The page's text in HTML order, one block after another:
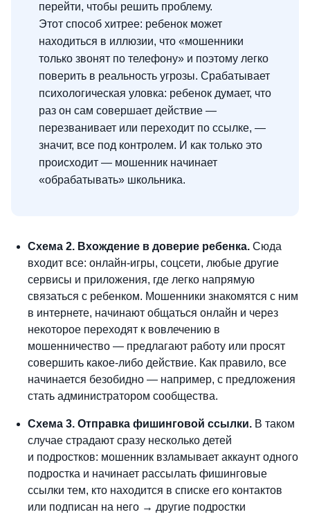
перейти, чтобы решить проблему.
Этот способ хитрее: ребенок может
находиться в иллюзии, что «мошенники
только звонят по телефону» и поэтому легко
поверить в реальность угрозы. Срабатывает
психологическая уловка: ребенок думает, что
раз он сам совершает действие —
перезванивает или переходит по ссылке, —
значит, все под контролем. И как только это
происходит — мошенник начинает
«обрабатывать» школьника.
Схема 2. Вхождение в доверие ребенка. Сюда
входит все: онлайн-игры, соцсети, любые другие
сервисы и приложения, где легко напрямую
связаться с ребенком. Мошенники знакомятся с ним
в интернете, начинают общаться онлайн и через
некоторое переходят к вовлечению в
мошенничество — предлагают работу или просят
совершить какое-либо действие. Как правило, все
начинается безобидно — например, с предложения
стать администратором сообщества.
Схема 3. Отправка фишинговой ссылки. В таком
случае страдают сразу несколько детей
и подростков: мошенник взламывает аккаунт одного
подростка и начинает рассылать фишинговые
ссылки тем, кто находится в списке его контактов
или подписан на него → другие подростки